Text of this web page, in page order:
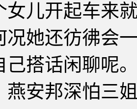
女儿开起车来
况她还彷彿会
己搭话闲聊呢
邦深怕三姐